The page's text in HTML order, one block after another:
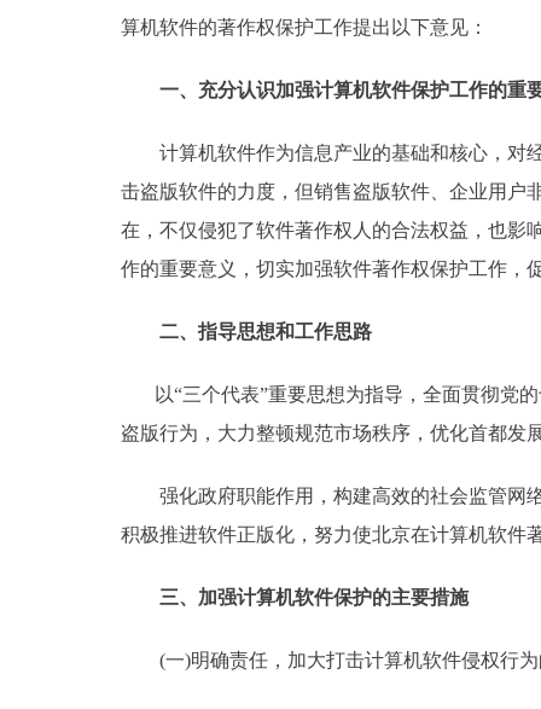
走进北京
北京概况
绿色北京
ENGLISH
ESPAÑOL
ITALIANO
算机软件的著作权保护工作提出以下意见：
一、充分认识加强计算机软件保护工作的重
计算机软件作为信息产业的基础和核心，对经
击盗版软件的力度，但销售盗版软件、企业用户
在，不仅侵犯了软件著作权人的合法权益，也影
作的重要意义，切实加强软件著作权保护工作，
二、指导思想和工作思路
以“三个代表”重要思想为指导，全面贯彻党的
盗版行为，大力整顿规范市场秩序，优化首都发
强化政府职能作用，构建高效的社会监管网络
积极推进软件正版化，努力使北京在计算机软件
三、加强计算机软件保护的主要措施
(一)明确责任，加大打击计算机软件侵权行为